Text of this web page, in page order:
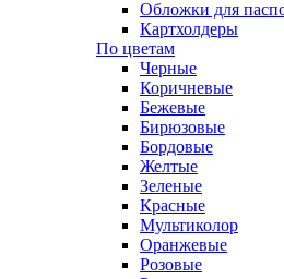
Обложки для
Картхолдеры
По цветам
Черные
Коричневые
Бежевые
Бирюзовые
Бордовые
Желтые
Зеленые
Красные
Мультиколор
Оранжевые
Розовые